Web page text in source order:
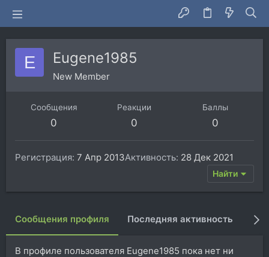
E Eugene1985
New Member
Сообщения
0
Реакции
0
Баллы
0
Регистрация 7 Апр 2013Активность 28 Дек 2021
Найти
Сообщения профиля Последняя активность
В профиле пользователя Eugene1985 пока нет ни